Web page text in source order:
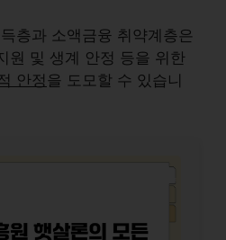
층과 소액금융 취약계층은
원 및 생계 안정 등을 위한
안정 을 도모할 수 있습니